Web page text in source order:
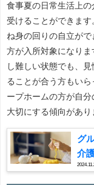
食事夏の日常生活上
受けることができま
ね身の回りの自立が
方が入所対象になり
し難しい状態でも、
ることが合う方もい
ープホームの方が自
大切にする傾向があり
グ
介護